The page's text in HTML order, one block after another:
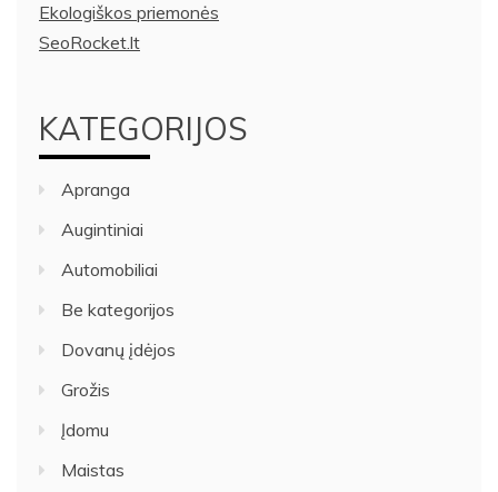
Ekologiškos priemonės
SeoRocket.lt
KATEGORIJOS
Apranga
Augintiniai
Automobiliai
Be kategorijos
Dovanų įdėjos
Grožis
Įdomu
Maistas